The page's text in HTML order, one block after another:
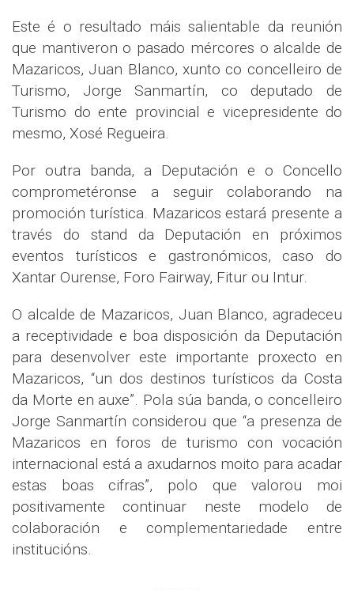
Este é o resultado máis salientable da reunión
que mantiveron o pasado mércores o alcalde de
Mazaricos, Juan Blanco, xunto co concelleiro de
Turismo, Jorge Sanmartín, co deputado de
Turismo do ente provincial e vicepresidente do
mesmo, Xosé Regueira.
Por outra banda, a Deputación e o Concello
comprometéronse a seguir colaborando na
promoción turística. Mazaricos estará presente a
través do stand da Deputación en próximos
eventos turísticos e gastronómicos, caso do
Xantar Ourense, Foro Fairway, Fitur ou Intur.
O alcalde de Mazaricos, Juan Blanco, agradeceu
a receptividade e boa disposición da Deputación
para desenvolver este importante proxecto en
Mazaricos, “un dos destinos turísticos da Costa
da Morte en auxe”. Pola súa banda, o concelleiro
Jorge Sanmartín considerou que “a presenza de
Mazaricos en foros de turismo con vocación
internacional está a axudarnos moito para acadar
estas boas cifras”, polo que valorou moi
positivamente continuar neste modelo de
colaboración e complementariedade entre
institucións.